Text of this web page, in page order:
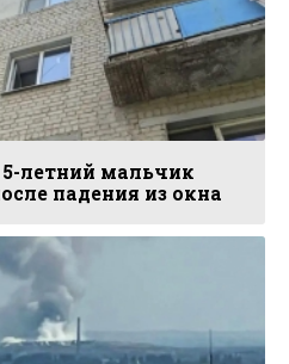
летний мальчик
падения из окна